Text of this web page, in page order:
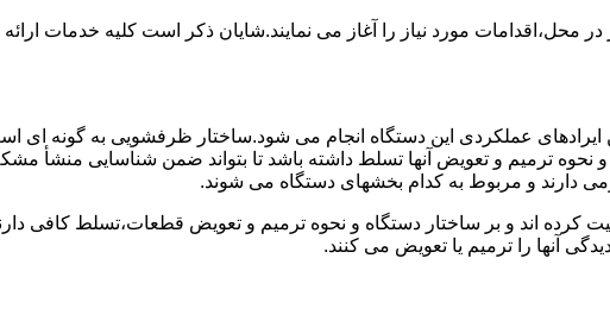
محل،اقدامات مورد نیاز را آغاز می نمایند.شایان ذکر است کلیه خدمات
عملکردی این دستگاه انجام می شود.ساختار ظرفشویی به گونه ای
و نحوه ترمیم و تعویض آنها تسلط داشته باشد تا بتواند ضمن شناسایی منشأ
دارند و مربوط به کدام بخشهای دستگاه می شوند.
کرده اند و بر ساختار دستگاه و نحوه ترمیم و تعویض قطعات،تسلط کافی
آنها را ترمیم یا تعویض می کنند.